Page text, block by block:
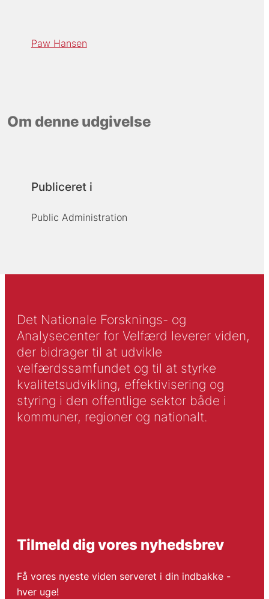
Paw Hansen
Om denne udgivelse
Publiceret i
Public Administration
Det Nationale Forsknings- og
Analysecenter for Velfærd leverer viden,
der bidrager til at udvikle
velfærdssamfundet og til at styrke
kvalitetsudvikling, effektivisering og
styring i den offentlige sektor både i
kommuner, regioner og nationalt.
Tilmeld dig vores nyhedsbrev
Få vores nyeste viden serveret i din indbakke -
hver uge!